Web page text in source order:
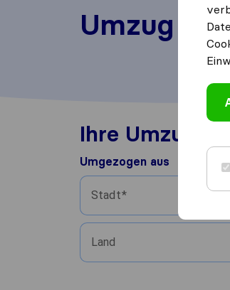
Umzug
Ihre
Umgezogen aus
Stadt
Land